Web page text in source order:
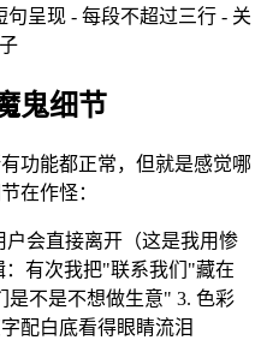
呈现 - 每段不超过三行 - 关
鬼细节
功能都正常，但就是感觉哪
在作怪：
户会直接离开（这是我用惨
有次我把"联系我们"藏在
是不是不想做生意" 3. 色彩
配白底看得眼睛流泪